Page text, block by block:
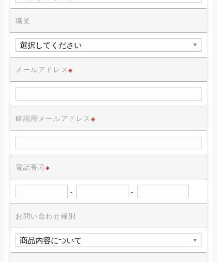
職業
メールアドレス※
確認用メールアドレス ※
電話番号※
- -
お問い合わせ種別